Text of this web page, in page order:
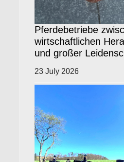
Pferdebetriebe
wirtschaftlichen
und großer
23 July 2026